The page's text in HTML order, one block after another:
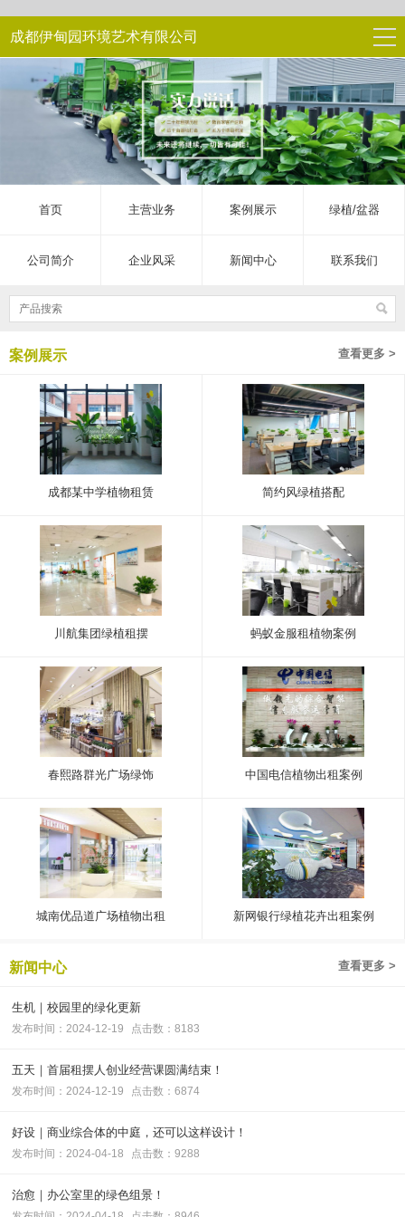
成都伊甸园环境艺术有限公司
首页 主营业务 案例展示 绿植/盆器
公司简介 企业风采 新闻中心 联系我们
查看更多 >
案例展示
成都某中学植物租赁 简约风绿植搭配
川航集团绿植租摆 蚂蚁金服租植物案例
春熙路群光广场绿饰 中国电信植物出租案例
城南优品道广场植物出租 新网银行绿植花卉出租案例
查看更多 >
新闻中心
生机｜校园里的绿化更新
发布时间：2024-12-19 点击数：8183
五天｜首届租摆人创业经营课圆满结束！
发布时间：2024-12-19 点击数：6874
好设｜商业综合体的中庭，还可以这样设计！
发布时间：2024-04-18 点击数：9288
治愈｜办公室里的绿色组景！